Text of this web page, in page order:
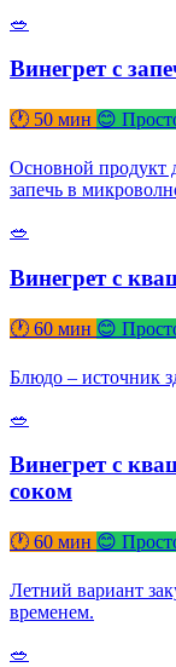
🥗
Винегрет с
🕐 50 мин 😊
Основной продукт
запечь в
🥗
Винегрет с
🕐 60 мин 😊
Блюдо – источник
🥗
Винегрет с
соком
🕐 60 мин 😊
Летний вариант
временем.
🥗